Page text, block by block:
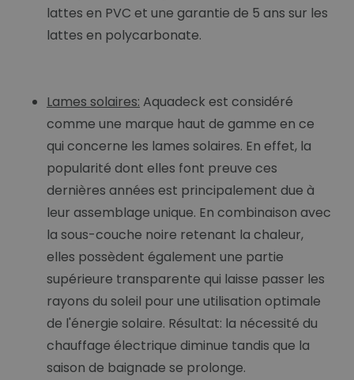
lattes en PVC et une garantie de 5 ans sur les
lattes en polycarbonate.
Lames solaires: Aquadeck est considéré
comme une marque haut de gamme en ce
qui concerne les lames solaires. En effet, la
popularité dont elles font preuve ces
dernières années est principalement due à
leur assemblage unique. En combinaison avec
la sous-couche noire retenant la chaleur,
elles possèdent également une partie
supérieure transparente qui laisse passer les
rayons du soleil pour une utilisation optimale
de l'énergie solaire. Résultat: la nécessité du
chauffage électrique diminue tandis que la
saison de baignade se prolonge.